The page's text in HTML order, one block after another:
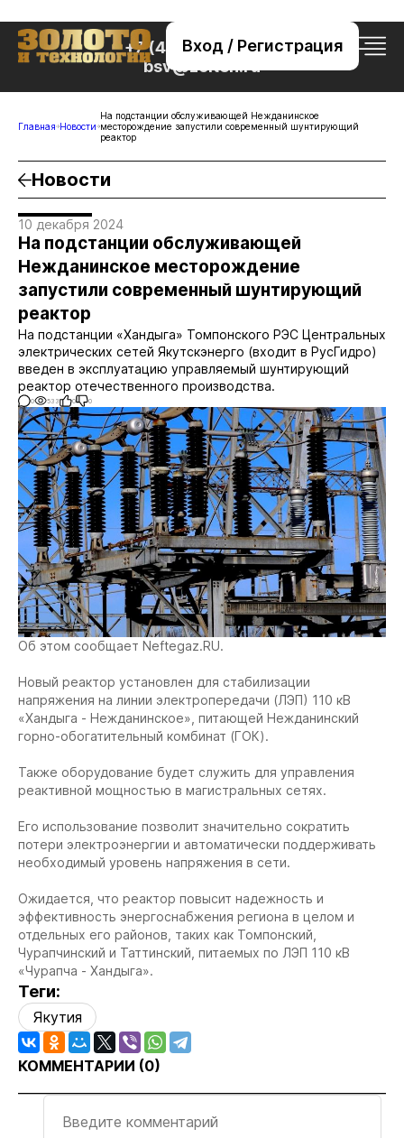
Вход / Регистрация
+7 (495) 221-76-32
bsv@zolteh.ru
Главная Новости
На подстанции обслуживающей Нежданинское
месторождение запустили современный шунтирующий
реактор
Новости
10 декабря 2024
На подстанции обслуживающей
Нежданинское месторождение
запустили современный шунтирующий
реактор
На подстанции «Хандыга» Томпонского РЭС Центральных
электрических сетей Якутскэнерго (входит в РусГидро)
введен в эксплуатацию управляемый шунтирующий
реактор отечественного производства.
0 533 0 0
Об этом сообщает Neftegaz.RU.
Новый реактор установлен для стабилизации
напряжения на линии электропередачи (ЛЭП) 110 кВ
«Хандыга - Нежданинское», питающей Нежданинский
горно-обогатительный комбинат (ГОК).
Также оборудование будет служить для управления
реактивной мощностью в магистральных сетях.
Его использование позволит значительно сократить
потери электроэнергии и автоматически поддерживать
необходимый уровень напряжения в сети.
Ожидается, что реактор повысит надежность и
эффективность энергоснабжения региона в целом и
отдельных его районов, таких как Томпонский,
Чурапчинский и Таттинский, питаемых по ЛЭП 110 кВ
«Чурапча - Хандыга».
Теги:
Якутия
КОММЕНТАРИИ (0)